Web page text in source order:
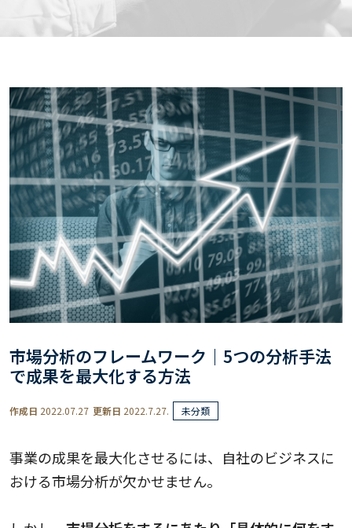
市場分析のフレームワーク｜5つの分析手法
で成果を最大化する方法
作成日 2022.07.27 更新日 2022.7.27. 未分類
事業の成果を最大化させるには、自社のビジネスに
おける市場分析が欠かせません。